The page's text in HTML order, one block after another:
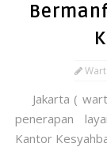
Jakarta (
penerapan
Kantor